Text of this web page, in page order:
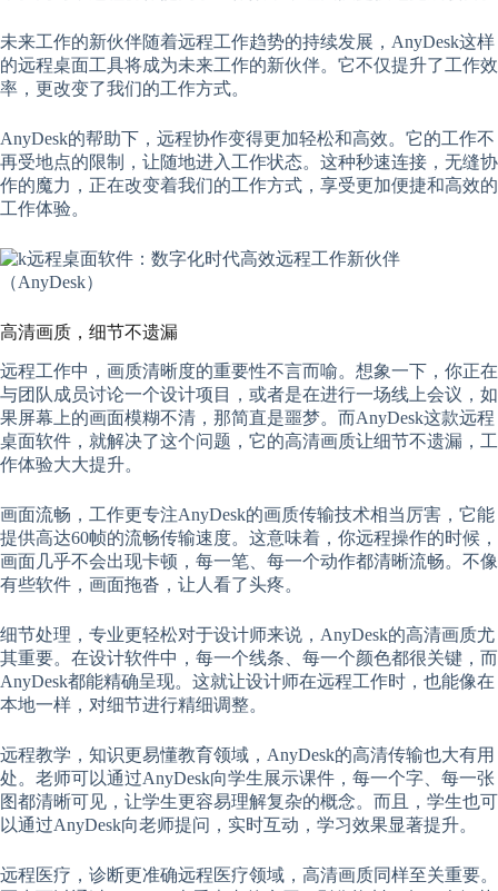
未来工作的新伙伴随着远程工作趋势的持续发展，AnyDesk这样
的远程桌面工具将成为未来工作的新伙伴。它不仅提升了工作效
率，更改变了我们的工作方式。
AnyDesk的帮助下，远程协作变得更加轻松和高效。它的工作不
再受地点的限制，让随地进入工作状态。这种秒速连接，无缝协
作的魔力，正在改变着我们的工作方式，享受更加便捷和高效的
工作体验。
高清画质，细节不遗漏
远程工作中，画质清晰度的重要性不言而喻。想象一下，你正在
与团队成员讨论一个设计项目，或者是在进行一场线上会议，如
果屏幕上的画面模糊不清，那简直是噩梦。而AnyDesk这款远程
桌面软件，就解决了这个问题，它的高清画质让细节不遗漏，工
作体验大大提升。
画面流畅，工作更专注AnyDesk的画质传输技术相当厉害，它能
提供高达60帧的流畅传输速度。这意味着，你远程操作的时候，
画面几乎不会出现卡顿，每一笔、每一个动作都清晰流畅。不像
有些软件，画面拖沓，让人看了头疼。
细节处理，专业更轻松对于设计师来说，AnyDesk的高清画质尤
其重要。在设计软件中，每一个线条、每一个颜色都很关键，而
AnyDesk都能精确呈现。这就让设计师在远程工作时，也能像在
本地一样，对细节进行精细调整。
远程教学，知识更易懂教育领域，AnyDesk的高清传输也大有用
处。老师可以通过AnyDesk向学生展示课件，每一个字、每一张
图都清晰可见，让学生更容易理解复杂的概念。而且，学生也可
以通过AnyDesk向老师提问，实时互动，学习效果显著提升。
远程医疗，诊断更准确远程医疗领域，高清画质同样至关重要。